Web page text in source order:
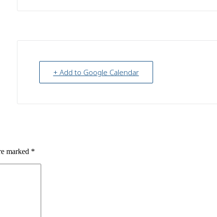
+ Add to Google Calendar
marked *